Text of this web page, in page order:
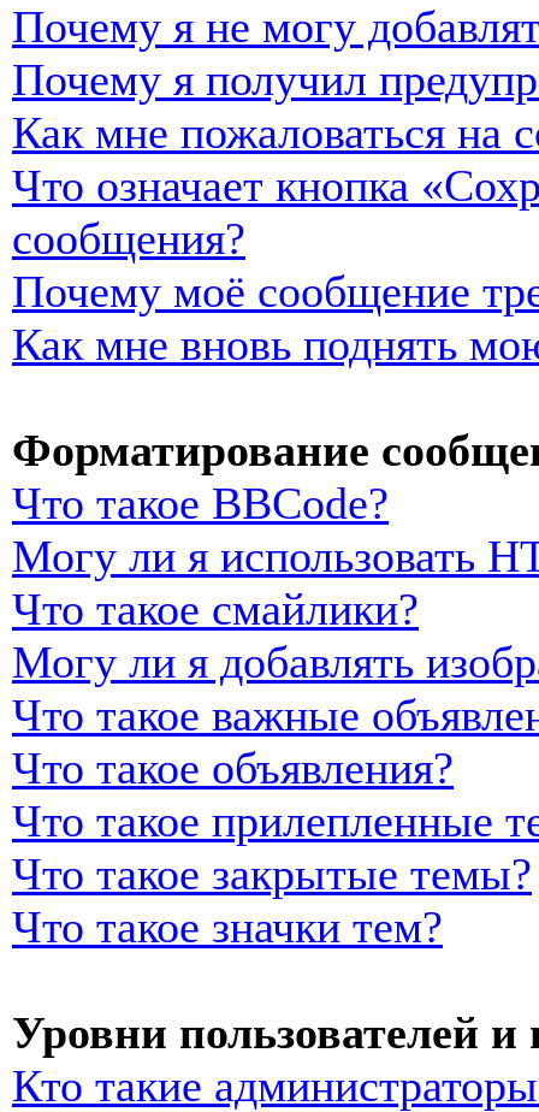
Почему я не могу
Почему я получил
Как мне пожаловаться на
Что означает кнопка
сообщения?
Почему моё сообщение
Как мне вновь поднять
Форматирование
Что такое BBCode?
Могу ли я использовать
Что такое смайлики?
Могу ли я добавлять
Что такое важные
Что такое объявления?
Что такое прилепленные
Что такое закрытые темы?
Что такое значки тем?
Уровни пользователей
Кто такие